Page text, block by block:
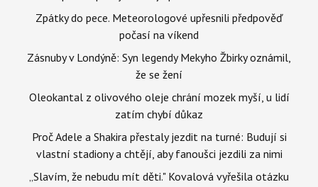
Zpátky do pece. Meteorologové upřesnili předpověď
počasí na víkend
Zásnuby v Londýně: Syn legendy Mekyho Žbirky oznámil,
že se žení
Oleokantal z olivového oleje chrání mozek myší, u lidí
zatím chybí důkaz
Proč Adele a Shakira přestaly jezdit na turné: Budují si
vlastní stadiony a chtějí, aby fanoušci jezdili za nimi
„Slavím, že nebudu mít děti." Kovalová vyřešila otázku